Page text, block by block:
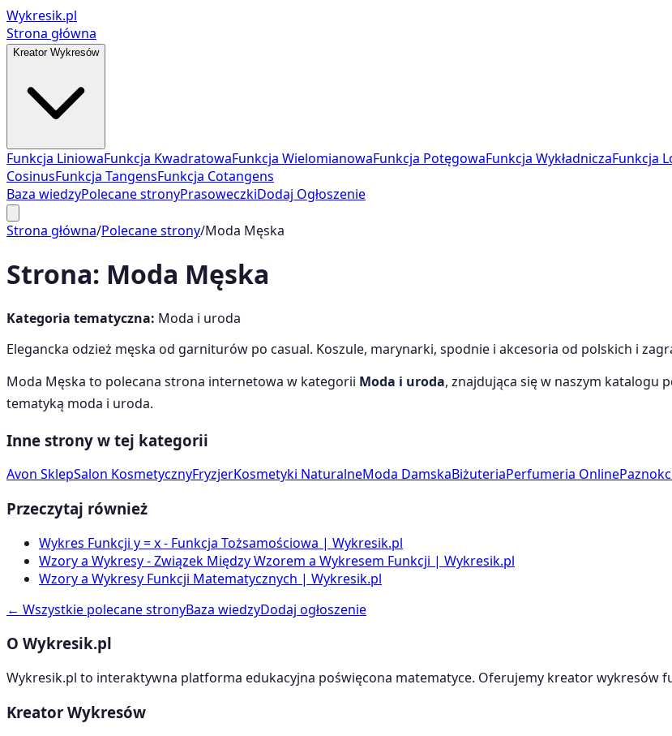
Wykresik.pl
Strona główna
Kreator Wykresów
Funkcja LiniowaFunkcja KwadratowaFunkcja WielomianowaFunkcja PotęgowaFunkcja WykładniczaFunkcja
CosinusFunkcja TangensFunkcja Cotangens
Baza wiedzyPolecane stronyPrasoweczkiDodaj Ogłoszenie
Strona główna/Polecane strony/Moda Męska
Strona: Moda Męska
Kategoria tematyczna: Moda i uroda
Elegancka odzież męska od garniturów po casual. Koszule, marynarki, spodnie i akcesoria od polskich i
Moda Męska to polecana strona internetowa w kategorii Moda i uroda, znajdująca się w naszym katalogu
tematyką moda i uroda.
Inne strony w tej kategorii
Avon SklepSalon KosmetycznyFryzjerKosmetyki NaturalneModa DamskaBiżuteriaPerfumeria Online
Przeczytaj również
Wykres Funkcji y = x - Funkcja Tożsamościowa | Wykresik.pl
Wzory a Wykresy - Związek Między Wzorem a Wykresem Funkcji | Wykresik.pl
Wzory a Wykresy Funkcji Matematycznych | Wykresik.pl
← Wszystkie polecane stronyBaza wiedzyDodaj ogłoszenie
O Wykresik.pl
Wykresik.pl to interaktywna platforma edukacyjna poświęcona matematyce. Oferujemy kreator wykresów
Kreator Wykresów